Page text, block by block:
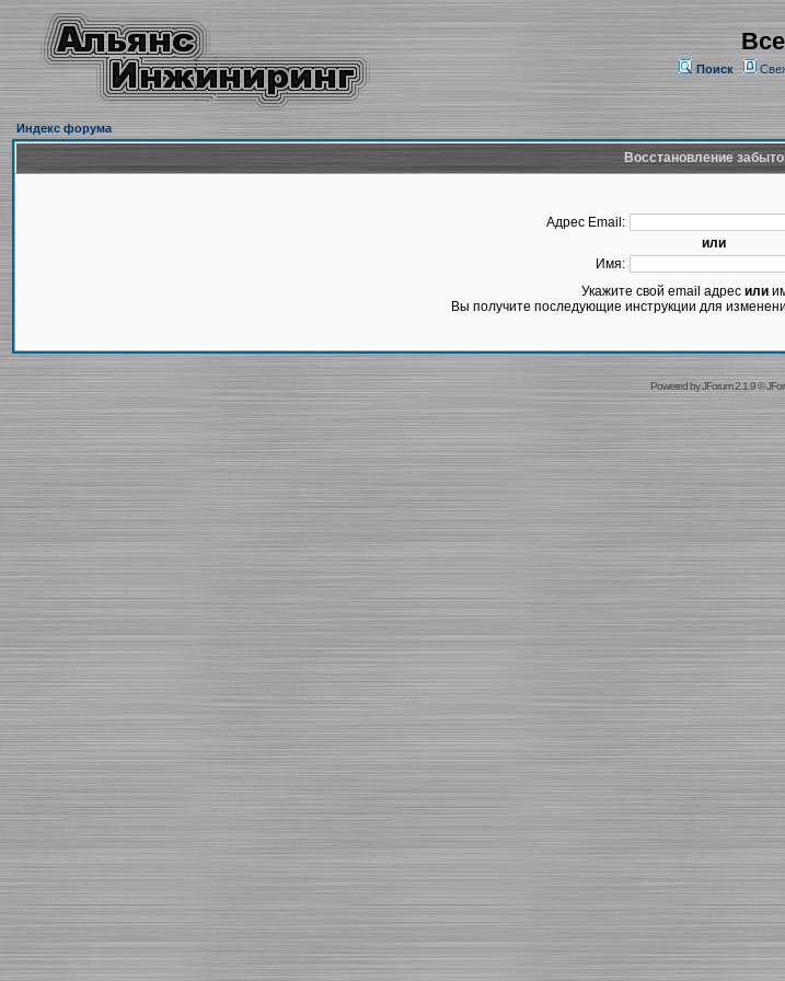
Поиск
Индекс форума
Восстановление
Адрес Email:
или
Имя:
Укажите свой email адрес или
Вы получите последующие инструкции для
Powered byJForum 2.1.9©